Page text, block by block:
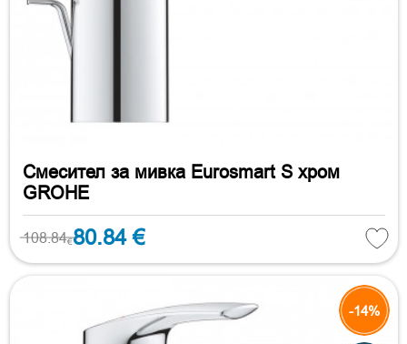
Смесител за мивка Eurosmart S хром
GROHE
108.84€80.84 €
-14%